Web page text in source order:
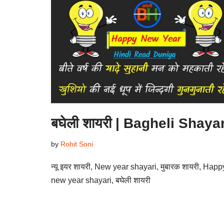
बघेली शायरी | Bagheli
by Rohit Soni
न्यू इयर शायरी, New year shayari, मुबारक शायरी,
new year shayari, बघेली शायरी